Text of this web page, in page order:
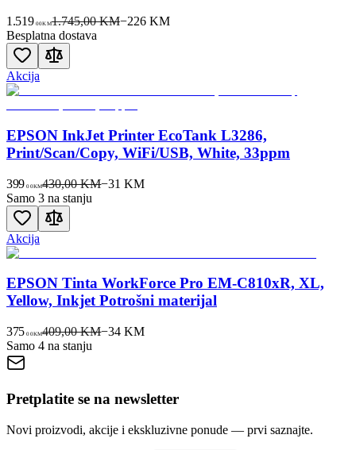
1.519 00KM1.745,00 KM−226KM
Besplatna dostava
Akcija
EPSON InkJet Printer EcoTank L3286,
Print/Scan/Copy, WiFi/USB, White, 33ppm
399 00KM430,00 KM−31 KM
Samo 3 na stanju
Akcija
EPSON Tinta WorkForce Pro EM-C810xR, XL,
Yellow, Inkjet Potrošni materijal
375 00KM409,00 KM−34 KM
Samo 4 na stanju
Pretplatite se na newsletter
Novi proizvodi, akcije i ekskluzivne ponude — prvi saznajte.